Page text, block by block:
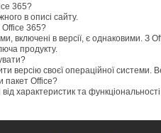
365?
в описі сайту.
Office 365?
включені в версії, є однаковими. З
продукту.
версію своєї операційної
пакет Office?
характеристик та функціональності